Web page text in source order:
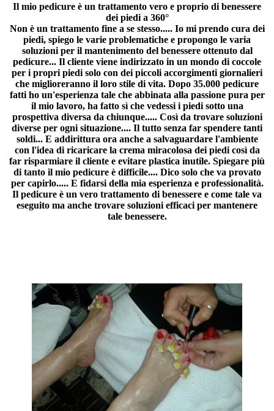
Il mio pedicure è un trattamento vero e proprio di benessere
dei piedi a 360°
Non è un trattamento fine a se stesso..... Io mi prendo cura dei
piedi, spiego le varie problematiche e propongo le varia
soluzioni per il mantenimento del benessere ottenuto dal
pedicure... Il cliente viene indirizzato in un mondo di coccole
per i propri piedi solo con dei piccoli accorgimenti giornalieri
che miglioreranno il loro stile di vita. Dopo 35.000 pedicure
fatti ho un'esperienza tale che abbinata alla passione pura per
il mio lavoro, ha fatto sì che vedessi i piedi sotto una
prospettiva diversa da chiunque..... Così da trovare soluzioni
diverse per ogni situazione.... Il tutto senza far spendere tanti
soldi... E addirittura ora anche a salvaguardare l'ambiente
con l'idea di ricaricare la crema miracolosa dei piedi così da
far risparmiare il cliente e evitare plastica inutile. Spiegare più
di tanto il mio pedicure è difficile.... Dico solo che va provato
per capirlo..... E fidarsi della mia esperienza e professionalità.
Il pedicure è un vero trattamento di benessere e come tale va
eseguito ma anche trovare soluzioni efficaci per mantenere
tale benessere.